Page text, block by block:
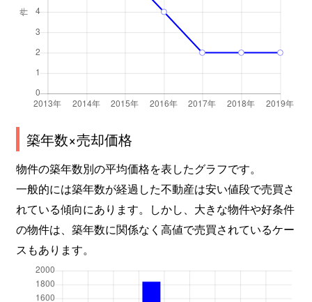
築年数×売却価格
物件の築年数別の平均価格を表したグラフです。
一般的には築年数が経過した不動産は安い値段で売買さ
れている傾向にあります。しかし、大きな物件や好条件
の物件は、築年数に関係なく高値で売買されているケー
スもあります。